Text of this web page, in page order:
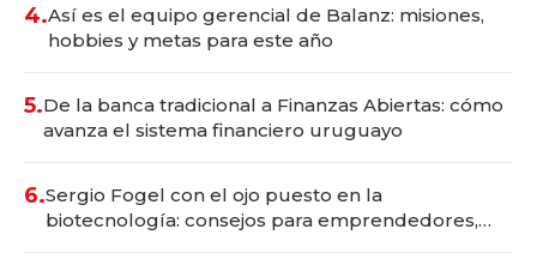
4.Así es el equipo gerencial de Balanz: misiones,
hobbies y metas para este año
5.De la banca tradicional a Finanzas Abiertas: cómo
avanza el sistema financiero uruguayo
6.Sergio Fogel con el ojo puesto en la
biotecnología: consejos para emprendedores,